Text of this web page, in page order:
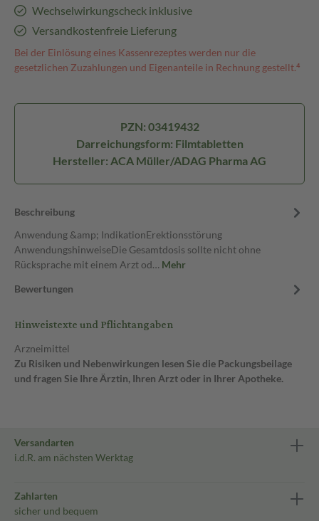
Wechselwirkungscheck inklusive
Versandkostenfreie Lieferung
Bei der Einlösung eines Kassenrezeptes werden nur die
gesetzlichen Zuzahlungen und Eigenanteile in Rechnung gestellt.⁴
PZN: 03419432
Darreichungsform: Filmtabletten
Hersteller: ACA Müller/ADAG Pharma AG
Beschreibung
Anwendung &amp; IndikationErektionsstörung
AnwendungshinweiseDie Gesamtdosis sollte nicht ohne
Rücksprache mit einem Arzt od… Mehr
Bewertungen
Hinweistexte und Pflichtangaben
Arzneimittel
Zu Risiken und Nebenwirkungen lesen Sie die Packungsbeilage
und fragen Sie Ihre Ärztin, Ihren Arzt oder in Ihrer Apotheke.
Versandarten
i.d.R. am nächsten Werktag
Zahlarten
sicher und bequem